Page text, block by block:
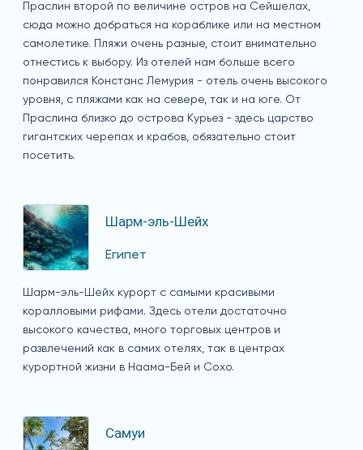
Праслин второй по величине остров на Сейшелах,
сюда можно добраться на кораблике или на местном
самолетике. Пляжи очень разные, стоит внимательно
отнестись к выбору. Из отелей нам больше всего
понравился Констанс Лемурия - отель очень высокого
уровня, с пляжами как на севере, так и на юге. От
Праслина близко до острова Курьез - здесь царство
гигантских черепах и крабов, обязательно стоит
посетить.
Шарм-эль-Шейх
Египет
Шарм-эль-Шейх курорт с самыми красивыми
коралловыми рифами. Здесь отели достаточно
высокого качества, много торговых центров и
развлечений как в самих отелях, так в центрах
курортной жизни в Наама-Бей и Сохо.
Самуи